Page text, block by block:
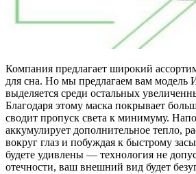
Компания предлагает широкий
для сна. Но мы предлагаем вам модель
выделяется среди остальных
Благодаря этому маска покрывает
сводит пропуск света к минимуму.
аккумулирует дополнительное тепло,
вокруг глаз и побуждая к быстрому
будете удивлены — технология не
отечности, ваш внешний вид будет